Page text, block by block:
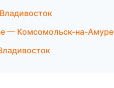
— Комсомольск-на-Амуре